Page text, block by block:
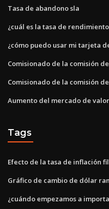
Tasa de abandono sla
¿cuál es la tasa de
¿cómo puedo usar mi tarjeta
Comisionado de la comisión
Comisionado de la comisión
Aumento del mercado de
Tags
Efecto de la tasa de inflación
Gráfico de cambio de dólar
¿cuándo empezamos a